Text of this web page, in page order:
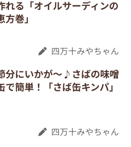
れる「オイルサーディンの
方巻」
四万十みやちゃん
分にいかが～♪さばの味噌
で簡単！「さば缶キンパ」
四万十みやちゃん